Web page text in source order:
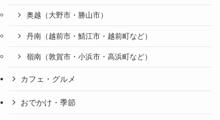
奥越（大野市・勝山市）
丹南（越前市・鯖江市・越前町など）
嶺南（敦賀市・小浜市・高浜町など）
カフェ・グルメ
おでかけ・季節